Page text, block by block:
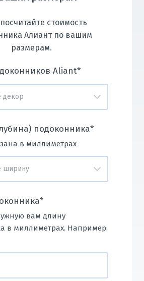
стоимость
Алиант по вашим
размерам.
Aliant*
подоконника*
в миллиметрах
*
вам длину
в миллиметрах. Например: